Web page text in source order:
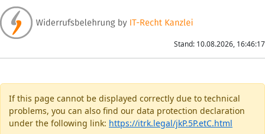
Stand: 10.08.2026, 16:46:17
If this page cannot be displayed correctly due to technical
problems, you can also find our data protection declaration
under the following link: https://itrk.legal/jkP.5P.etC.html